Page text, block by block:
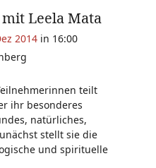
Leela Mata
2014 in 16:00
teilt
ihr besonderes
natürliches,
stellt sie die
und spirituelle